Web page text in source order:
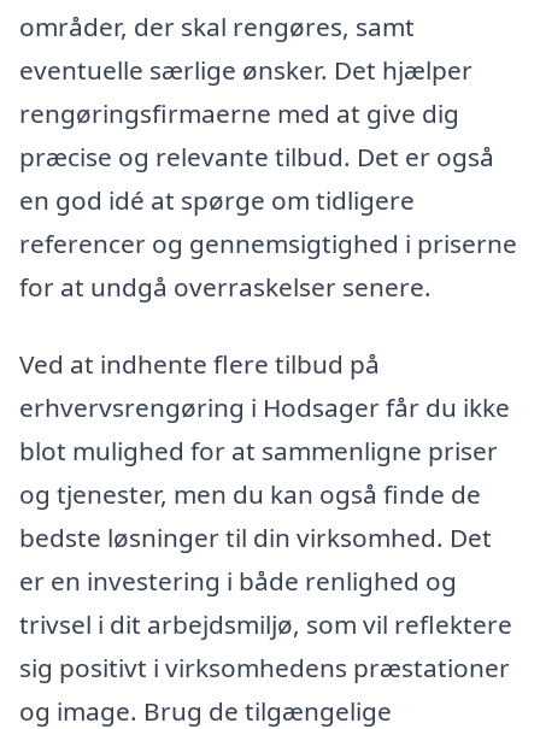
områder, der skal rengøres, samt
eventuelle særlige ønsker. Det hjælper
rengøringsfirmaerne med at give dig
præcise og relevante tilbud. Det er også
en god idé at spørge om tidligere
referencer og gennemsigtighed i priserne
for at undgå overraskelser senere.
Ved at indhente flere tilbud på
erhvervsrengøring i Hodsager får du ikke
blot mulighed for at sammenligne priser
og tjenester, men du kan også finde de
bedste løsninger til din virksomhed. Det
er en investering i både renlighed og
trivsel i dit arbejdsmiljø, som vil reflektere
sig positivt i virksomhedens præstationer
og image. Brug de tilgængelige